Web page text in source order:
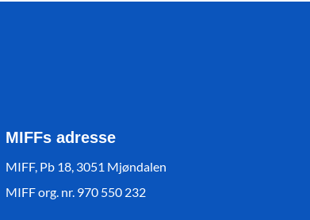
MIFFs adresse
MIFF, Pb 18, 3051 Mjøndalen
MIFF org. nr. 970 550 232